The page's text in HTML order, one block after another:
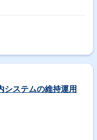
ステムの維持運用